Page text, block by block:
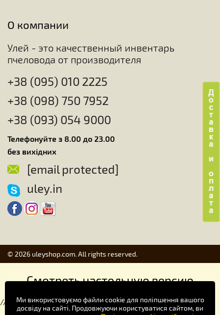
О компании
Улей - это качественный инвентарь
пчеловода от производителя
+38 (095) 010 2225
+38 (098) 750 7952
+38 (093) 054 9000
Телефонуйте з 8.00 до 23.00
без вихідних
[email protected]
uley.in
© 2026 uleyshop.com. All rights reserved.
Ми використовуємо файли cookie для поліпшення вашого
досвіду на сайті. Продовжуючи користуватися сайтом, ви
Смотреть настольную версию
//